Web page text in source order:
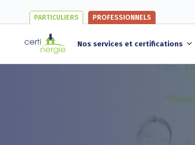
PARTICULIERS PROFESSIONNELS
Nos services et certifications